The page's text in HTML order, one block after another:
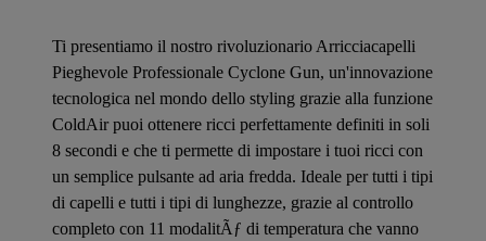
Ti presentiamo il nostro rivoluzionario Arricciacapelli
Pieghevole Professionale Cyclone Gun, un'innovazione
tecnologica nel mondo dello styling grazie alla funzione
ColdAir puoi ottenere ricci perfettamente definiti in soli
8 secondi e che ti permette di impostare i tuoi ricci con
un semplice pulsante ad aria fredda. Ideale per tutti i tipi
di capelli e tutti i tipi di lunghezze, grazie al controllo
completo con 11 modalitÃƒ di temperatura che vanno